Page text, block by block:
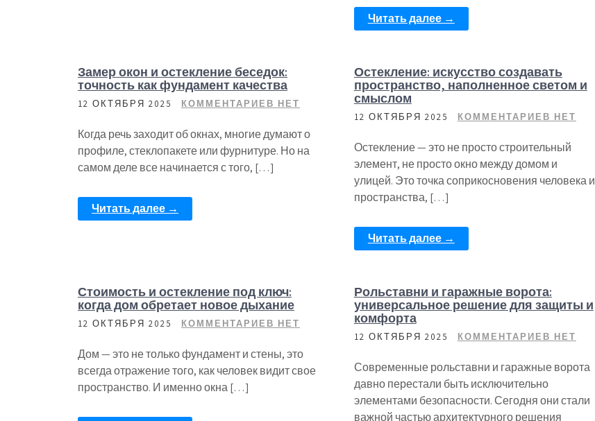
Читать далее →
Замер окон и остекление беседок:
точность как фундамент качества
12 ОКТЯБРЯ 2025 КОММЕНТАРИЕВ НЕТ
Когда речь заходит об окнах, многие думают о
профиле, стеклопакете или фурнитуре. Но на
самом деле все начинается с того, […]
Читать далее →
Остекление: искусство создавать
пространство, наполненное светом и
смыслом
12 ОКТЯБРЯ 2025 КОММЕНТАРИЕВ НЕТ
Остекление — это не просто строительный
элемент, не просто окно между домом и
улицей. Это точка соприкосновения человека и
пространства, […]
Читать далее →
Стоимость и остекление под ключ:
когда дом обретает новое дыхание
12 ОКТЯБРЯ 2025 КОММЕНТАРИЕВ НЕТ
Дом — это не только фундамент и стены, это
всегда отражение того, как человек видит свое
пространство. И именно окна […]
Рольставни и гаражные ворота:
универсальное решение для защиты и
комфорта
12 ОКТЯБРЯ 2025 КОММЕНТАРИЕВ НЕТ
Современные рольставни и гаражные ворота
давно перестали быть исключительно
элементами безопасности. Сегодня они стали
важной частью архитектурного решения